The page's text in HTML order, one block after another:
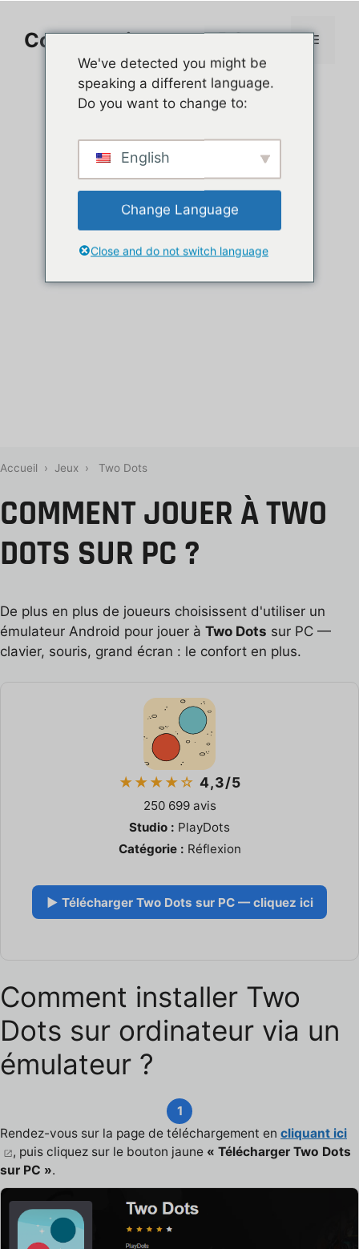
contenuComment jouer sur PC Menu
Accueil › Jeux › Two Dots
COMMENT JOUER À TWO
DOTS SUR PC ?
De plus en plus de joueurs choisissent d'utiliser un
émulateur Android pour jouer à Two Dots sur PC —
clavier, souris, grand écran : le confort en plus.
★★★★☆ 4,3/5
250 699 avis
Studio : PlayDots
Catégorie : Réflexion
▶ Télécharger Two Dots sur PC — cliquez ici
Comment installer Two
Dots sur ordinateur via un
émulateur ?
1
Rendez-vous sur la page de téléchargement en cliquant ici
, puis cliquez sur le bouton jaune « Télécharger Two Dots
sur PC ».
We've detected you might be
speaking a different language.
Do you want to change to:
English
Change Language
Close and do not switch language